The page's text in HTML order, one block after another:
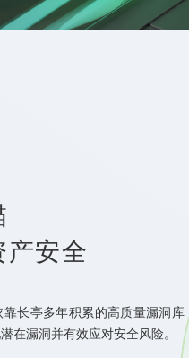
安全
长亭多年积累的高质量漏洞
在漏洞并有效应对安全风险。